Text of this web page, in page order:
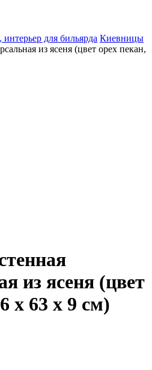
для бильярда Киевницы
из ясеня (цвет орех пекан,
из ясеня (цвет
х 63 х 9 см)